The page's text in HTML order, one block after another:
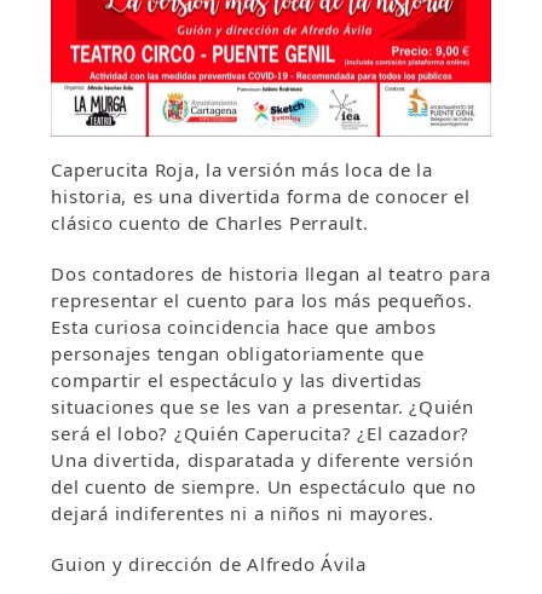
Caperucita Roja, la versión más loca de la
historia, es una divertida forma de conocer el
clásico cuento de Charles Perrault.
Dos contadores de historia llegan al teatro para
representar el cuento para los más pequeños.
Esta curiosa coincidencia hace que ambos
personajes tengan obligatoriamente que
compartir el espectáculo y las divertidas
situaciones que se les van a presentar. ¿Quién
será el lobo? ¿Quién Caperucita? ¿El cazador?
Una divertida, disparatada y diferente versión
del cuento de siempre. Un espectáculo que no
dejará indiferentes ni a niños ni mayores.
Guion y dirección de Alfredo Ávila